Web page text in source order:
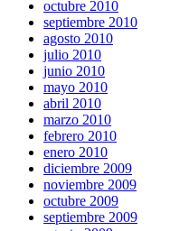
octubre 2010
septiembre 2010
agosto 2010
julio 2010
junio 2010
mayo 2010
abril 2010
marzo 2010
febrero 2010
enero 2010
diciembre 2009
noviembre 2009
octubre 2009
septiembre 2009